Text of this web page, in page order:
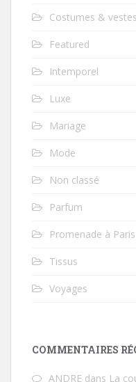
Costumes & vestes
Featured
Intemporel
Luxe
Mariage
Mode
Non classé
Parfum
Promenade à Paris
Tissus
Voyages
COMMENTAIRES
ANDRE dans La